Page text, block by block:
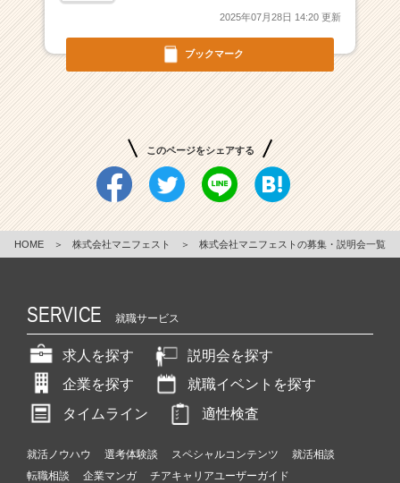
C
r
ブックマーク
2025年07月28日 14:20 更新
このページをシェアする
HOME ＞ 株式会社マニフェスト ＞ 株式会社マニフェストの募集・説明会一覧
SERVICE 就職サービス
求人を探す
説明会を探す
企業を探す
就職イベントを探す
タイムライン
適性検査
就活ノウハウ 選考体験談 スペシャルコンテンツ
就活相談
転職相談
企業マンガ チアキャリアユーザーガイド